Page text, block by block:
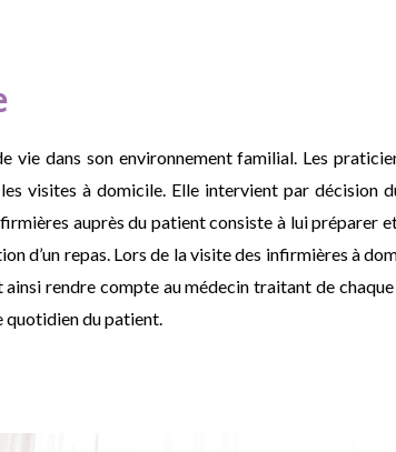
vie dans son environnement familial. Les
visites à domicile. Elle intervient par décision
auprès du patient consiste à lui préparer
d’un repas. Lors de la visite des infirmières à
rendre compte au médecin traitant de
quotidien du patient.